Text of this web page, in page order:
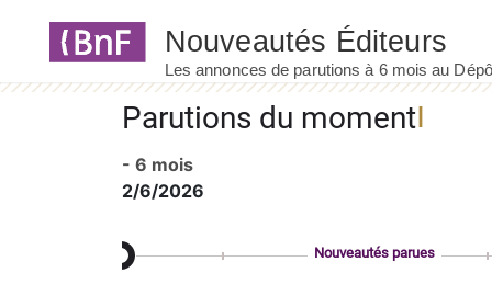
Parutions du moment
- 6 mois
2/6/2026
Nouveautés parues